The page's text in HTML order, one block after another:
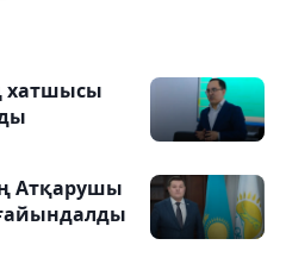
хатшысы
Атқарушы